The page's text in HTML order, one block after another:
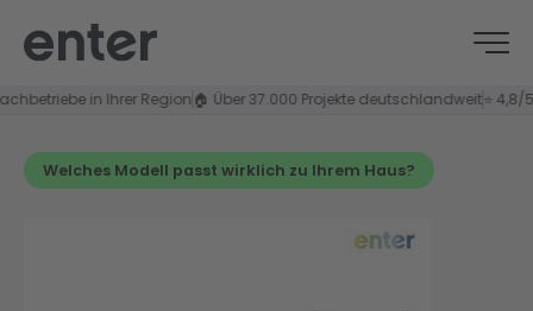
in Ihrer Region 🏠 Über 37.000 Projekte deutschlandweit⭐ 4,8/5
Welches Modell passt wirklich zu Ihrem Haus?